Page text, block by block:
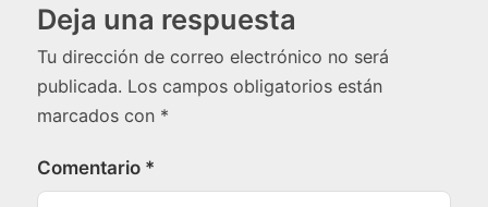
Deja una respuesta
Tu dirección de correo electrónico no será
publicada. Los campos obligatorios están
marcados con *
Comentario *